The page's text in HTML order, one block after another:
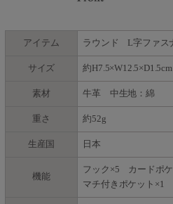
アイテム ラウンド L字ファス
サイズ 約H7.5×W12.5×D1.5cm
素材 牛革 中生地：綿
重さ 約52g
生産国 日本
機能
フック×5 カードポケ
マチ付きポケット×1